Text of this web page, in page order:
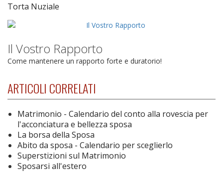
Torta Nuziale
Il Vostro Rapporto
Come mantenere un rapporto forte e duratorio!
ARTICOLI CORRELATI
Matrimonio - Calendario del conto alla rovescia per
l'acconciatura e bellezza sposa
La borsa della Sposa
Abito da sposa - Calendario per sceglierlo
Superstizioni sul Matrimonio
Sposarsi all'estero